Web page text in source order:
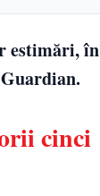
estimări, în
cinci